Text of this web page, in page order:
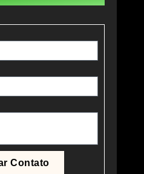
Contato